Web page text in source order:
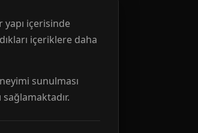
içerisinde
içeriklere daha
sunulması